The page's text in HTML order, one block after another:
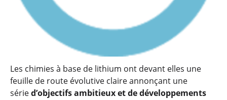
Les chimies à base de lithium ont devant elles une
feuille de route évolutive claire annonçant une
séried’objectifs ambitieux et de développements